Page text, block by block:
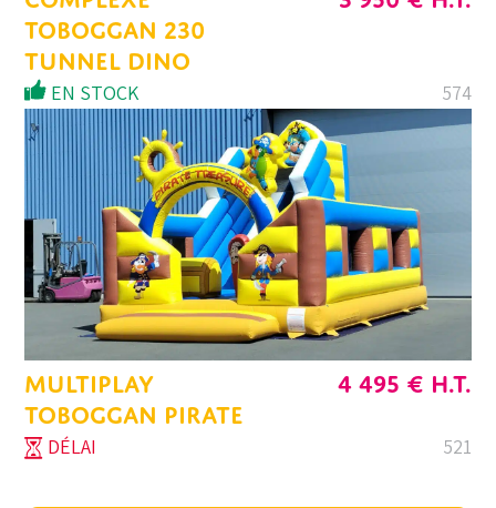
TOBOGGAN 230
TUNNEL DINO
EN STOCK 574
MULTIPLAY
TOBOGGAN PIRATE
4 495 € H.T.
DÉLAI 521